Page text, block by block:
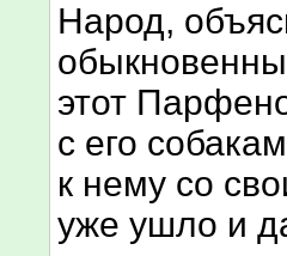
Народ,
этот
с его
к нему со
уже ушло и